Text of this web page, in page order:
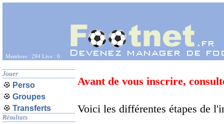
Membres : 294 Live : 0
Jouer
Perso
Groupes
Transferts
Résultats
Avant de vous inscrire,
Voici les différentes étapes de